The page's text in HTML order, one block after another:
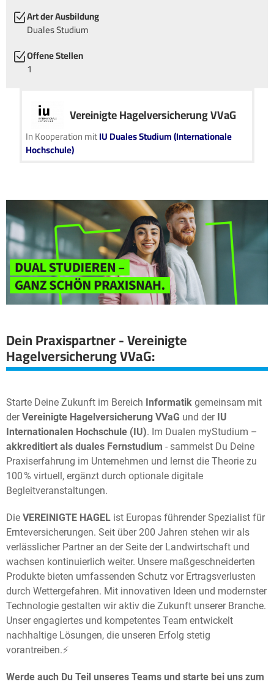
Art der Ausbildung
Duales Studium
Offene Stellen
1
Vereinigte Hagelversicherung VVaG
In Kooperation mitIU Duales Studium (Internationale
Hochschule)
Dein Praxispartner - Vereinigte
Hagelversicherung VVaG:
Starte Deine Zukunft im Bereich Informatik gemeinsam mit
derVereinigte Hagelversicherung VVaG und der IU
Internationalen Hochschule (IU). Im Dualen myStudium –
akkreditiert als duales Fernstudium - sammelst Du Deine
Praxiserfahrung im Unternehmen und lernst die Theorie zu
100 % virtuell, ergänzt durch optionale digitale
Begleitveranstaltungen.
Die VEREINIGTE HAGEL ist Europas führender Spezialist für
Ernteversicherungen. Seit über 200 Jahren stehen wir als
verlässlicher Partner an der Seite der Landwirtschaft und
wachsen kontinuierlich weiter. Unsere maßgeschneiderten
Produkte bieten umfassenden Schutz vor Ertragsverlusten
durch Wettergefahren. Mit innovativen Ideen und modernster
Technologie gestalten wir aktiv die Zukunft unserer Branche.
Unser engagiertes und kompetentes Team entwickelt
nachhaltige Lösungen, die unseren Erfolg stetig
vorantreiben.⚡️
Werde auch Du Teil unseres Teams und starte bei uns zum